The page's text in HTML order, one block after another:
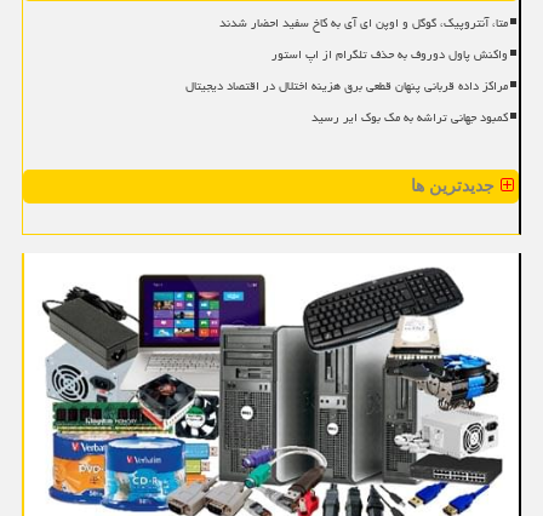
متا، آنتروپیک، گوگل و اوپن ای آی به کاخ سفید احضار شدند
واکنش پاول دوروف به حذف تلگرام از اپ استور
مراکز داده قربانی پنهان قطعی برق هزینه اختلال در اقتصاد دیجیتال
کمبود جهانی تراشه به مک بوک ایر رسید
جدیدترین ها